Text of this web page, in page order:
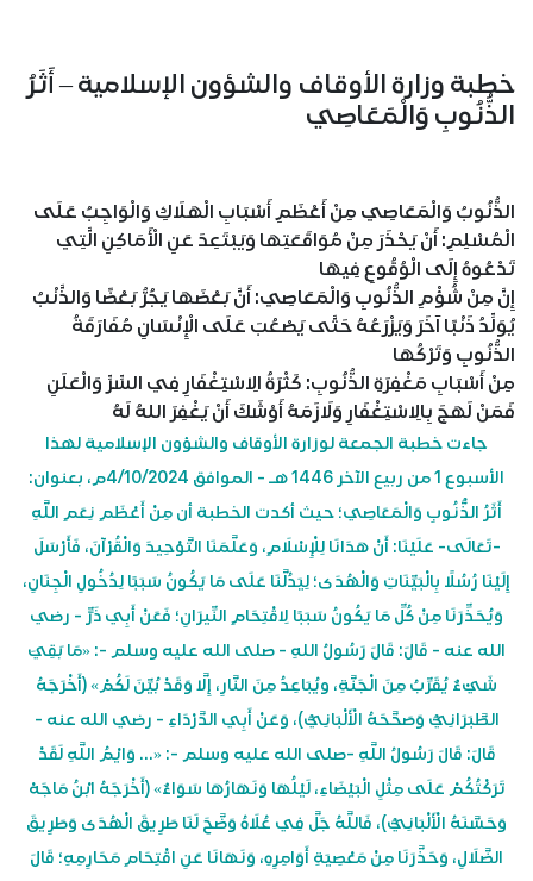
خطبة وزارة الأوقاف والشؤون الإسلامية – أَثَرُ
الذُّنُوبِ وَالْمَعَاصِي
الذُّنُوبُ وَالْمَعَاصِي مِنْ أَعْظَمِ أَسْبَابِ الْهَلَاكِ وَالْوَاجِبُ عَلَى
الْمُسْلِمِ: أَنْ يَحْذَرَ مِنْ مُوَاقَعَتِهَا وَيَبْتَعِدَ عَنِ الْأَمَاكِنِ الَّتِي
تَدْعُوهُ إِلَى الْوُقُوعِ فِيهَا
إِنَّ مِنْ شُؤْمِ الذُّنُوبِ وَالْمَعَاصِي: أَنَّ بَعْضَهَا يَجُرُّ بَعْضًا وَالذَّنْبُ
يُوَلِّدُ ذَنْبًا آخَرَ وَيَزْرَعُهُ حَتَّى يَصْعُبَ عَلَى الْإِنْسَانِ مُفَارَقَةُ
الذُّنُوبِ وَتَرْكُهَا
مِنْ أَسْبَابِ مَغْفِرَةِ الذُّنُوبِ: كَثْرَةُ الِاسْتِغْفَارِ فِي السِّرِّ وَالْعَلَنِ
فَمَنْ لَهَجَ بِالِاسْتِغْفَارِ وَلَازَمَهُ أَوْشَكَ أَنْ يَغْفِرَ اللهُ لَهُ
جاءت خطبة الجمعة لوزارة الأوقاف والشؤون الإسلامية لهذا
الأسبوع 1 من ربيع الآخر 1446 هـ - الموافق 4/10/2024م، بعنوان:
أَثَرُ الذُّنُوبِ وَالْمَعَاصِي؛ حيث أكدت الخطبة أن مِنْ أَعْظَمِ نِعَمِ اللَّهِ
-تَعَالَى- عَلَيْنَا: أَنْ هَدَانَا لِلْإِسْلَامِ، وَعَلَّمَنَا التَّوْحِيدَ وَالْقُرْآنَ، فَأَرْسَلَ
إِلَيْنَا رُسُلًا بِالْبَيِّنَاتِ وَالْهُدَى؛ لِيَدُلَّنَا عَلَى مَا يَكُونُ سَبَبًا لِدُخُولِ الْجِنَانِ،
وَيُحَذِّرَنَا مِنْ كُلِّ مَا يَكُونُ سَبَبًا لِاقْتِحَامِ النِّيرَانِ؛ فَعَنْ أَبِي ذَرٍّ - رضي
الله عنه - قَالَ: قَالَ رَسُولُ اللهِ - صلى الله عليه وسلم -: «مَا بَقِيَ
شَيْءٌ يُقَرِّبُ مِنَ الْجَنَّةِ، ويُبَاعِدُ مِنَ النَّارِ، إِلَّا وَقَدْ بُيِّنَ لَكُمْ» (أَخْرَجَهُ
الطَّبَرَانِيُّ وَصَحَّحَهُ الْأَلْبَانِيُّ)، وَعَنْ أَبِي الدَّرْدَاءِ - رضي الله عنه -
قَالَ: قَالَ رَسُولُ اللَّهِ -صلى الله عليه وسلم -: «... وَايْمُ اللَّهِ لَقَدْ
تَرَكْتُكُمْ عَلَى مِثْلِ الْبَيْضَاءِ، لَيْلُهَا وَنَهَارُهَا سَوَاءٌ» (أَخْرَجَهُ ابْنُ مَاجَهْ
وَحَسَّنَهُ الْأَلْبَانِيُّ)، فَاللَّهُ جَلَّ فِي عُلَاهُ وَضَّحَ لَنَا طَرِيقَ الْهُدَى وَطَرِيقَ
الضَّلَالِ، وَحَذَّرَنَا مِنْ مَعْصِيَةِ أَوَامِرِهِ، وَنَهَانَا عَنِ اقْتِحَامِ مَحَارِمِهِ؛ قَالَ